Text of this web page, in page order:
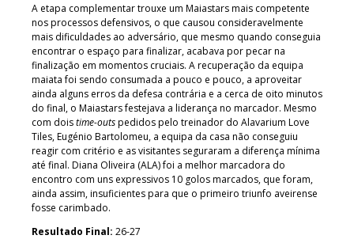
A etapa complementar trouxe um Maiastars mais competente
nos processos defensivos, o que causou consideravelmente
mais dificuldades ao adversário, que mesmo quando conseguia
encontrar o espaço para finalizar, acabava por pecar na
finalização em momentos cruciais. A recuperação da equipa
maiata foi sendo consumada a pouco e pouco, a aproveitar
ainda alguns erros da defesa contrária e a cerca de oito minutos
do final, o Maiastars festejava a liderança no marcador. Mesmo
com doistime-outspedidos pelo treinador do Alavarium Love
Tiles, Eugénio Bartolomeu, a equipa da casa não conseguiu
reagir com critério e as visitantes seguraram a diferença mínima
até final. Diana Oliveira (ALA) foi a melhor marcadora do
encontro com uns expressivos 10 golos marcados, que foram,
ainda assim, insuficientes para que o primeiro triunfo aveirense
fosse carimbado.
Resultado Final: 26-27